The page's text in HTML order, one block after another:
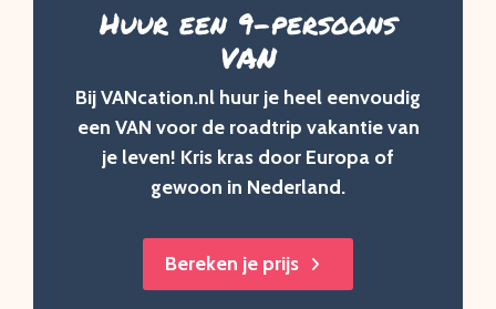
Huur een 9-persoons
VAN
Bij VANcation.nl huur je heel eenvoudig
een VAN voor de roadtrip vakantie van
je leven! Kris kras door Europa of
gewoon in Nederland.
Bereken je prijs